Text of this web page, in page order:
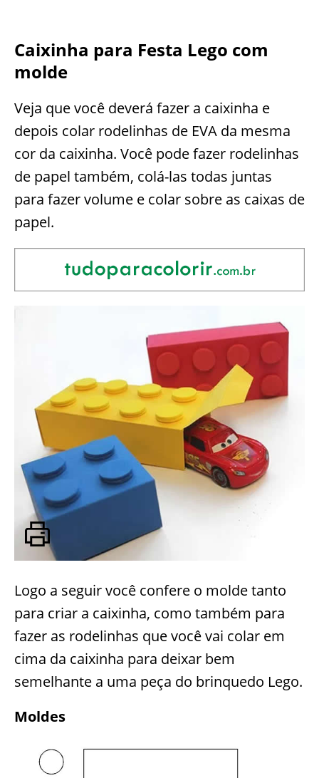
Caixinha para Festa Lego com
molde
Veja que você deverá fazer a caixinha e
depois colar rodelinhas de EVA da mesma
cor da caixinha. Você pode fazer rodelinhas
de papel também, colá-las todas juntas
para fazer volume e colar sobre as caixas de
papel.
Logo a seguir você confere o molde tanto
para criar a caixinha, como também para
fazer as rodelinhas que você vai colar em
cima da caixinha para deixar bem
semelhante a uma peça do brinquedo Lego.
Moldes